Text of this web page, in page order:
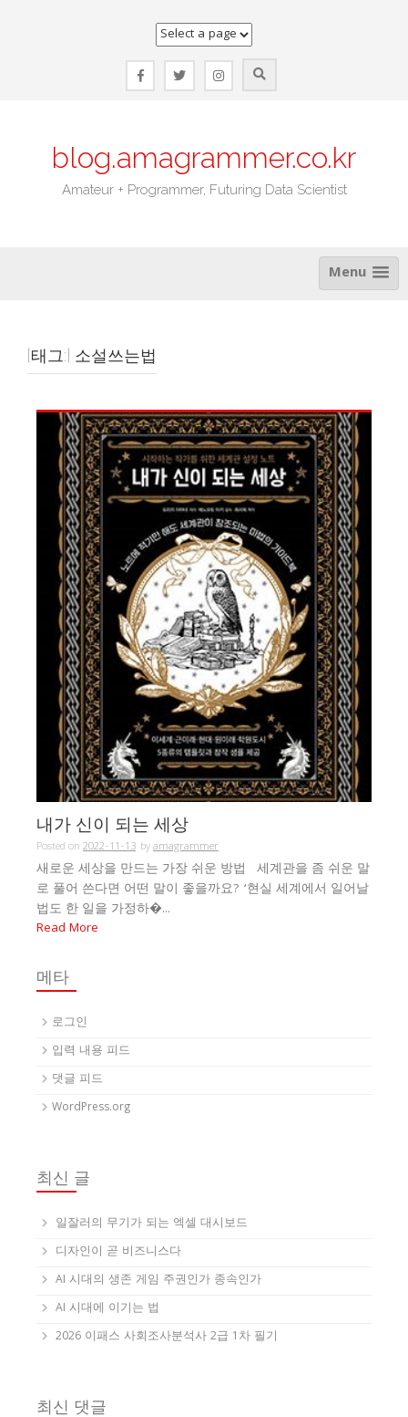
blog.amagrammer.co.kr
Amateur + Programmer, Futuring Data Scientist
Menu
[태그:] 소설쓰는법
내가 신이 되는 세상
Posted on 2022-11-13 byamagrammer
새로운 세상을 만드는 가장 쉬운 방법 세계관을 좀 쉬운 말
로 풀어 쓴다면 어떤 말이 좋을까요? ‘현실 세계에서 일어날
법도 한 일을 가정하�...
Read More
메타
로그인
입력 내용 피드
댓글 피드
WordPress.org
최신 글
일잘러의 무기가 되는 엑셀 대시보드
디자인이 곧 비즈니스다
AI 시대의 생존 게임 주권인가 종속인가
AI 시대에 이기는 법
2026 이패스 사회조사분석사 2급 1차 필기
최신 댓글